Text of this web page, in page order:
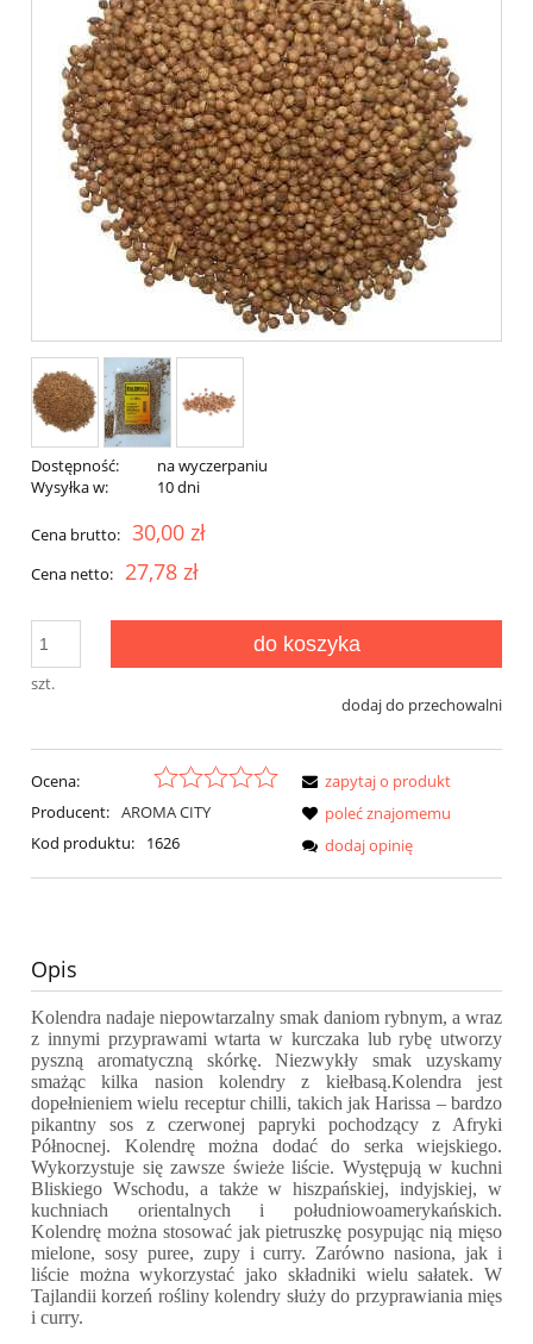
Dostępność:
na wyczerpaniu
Wysyłka w:
10 dni
Cena brutto: 30,00 zł
Cena netto: 27,78 zł
szt.
do koszyka
dodaj do przechowalni
Ocena:
Producent: AROMA CITY
Kod produktu:
1626
zapytaj o produkt
poleć znajomemu
dodaj opinię
Opis
Kolendra nadaje niepowtarzalny smak daniom rybnym, a wraz
z innymi przyprawami wtarta w kurczaka lub rybę utworzy
pyszną aromatyczną skórkę. Niezwykły smak uzyskamy
smażąc kilka nasion kolendry z kiełbasą.Kolendra jest
dopełnieniem wielu receptur chilli, takich jak Harissa – bardzo
pikantny sos z czerwonej papryki pochodzący z Afryki
Północnej. Kolendrę można dodać do serka wiejskiego.
Wykorzystuje się zawsze świeże liście. Występują w kuchni
Bliskiego Wschodu, a także w hiszpańskiej, indyjskiej, w
kuchniach orientalnych i południowoamerykańskich.
Kolendrę można stosować jak pietruszkę posypując nią mięso
mielone, sosy puree, zupy i curry. Zarówno nasiona, jak i
liście można wykorzystać jako składniki wielu sałatek. W
Tajlandii korzeń rośliny kolendry służy do przyprawiania mięs
i curry.